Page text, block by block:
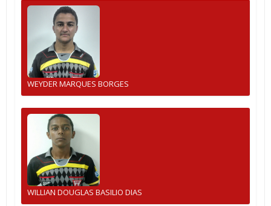
WEYDER MARQUES BORGES
WILLIAN DOUGLAS BASILIO DIAS